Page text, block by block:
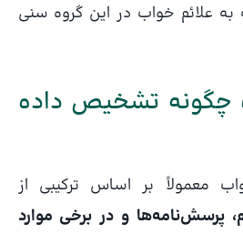
به علائم خواب در این گروه سنی
چگونه تشخیص داده
معمولاً بر اساس ترکیبی از
پرسش‌نامه‌ها و در برخی موارد